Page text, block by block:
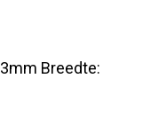
Breedte: